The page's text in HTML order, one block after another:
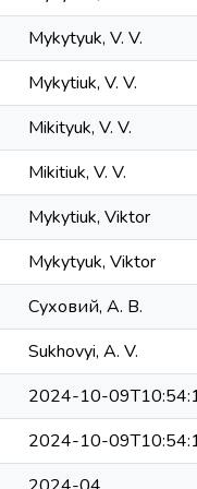
Mykytyuk, V. V.
Mykytiuk, V. V.
Mikityuk, V. V.
Mikitiuk, V. V.
Mykytiuk, Viktor
Mykytyuk, Viktor
Суховий, А. В.
Sukhovyi, A. V.
2024-10-
2024-10-